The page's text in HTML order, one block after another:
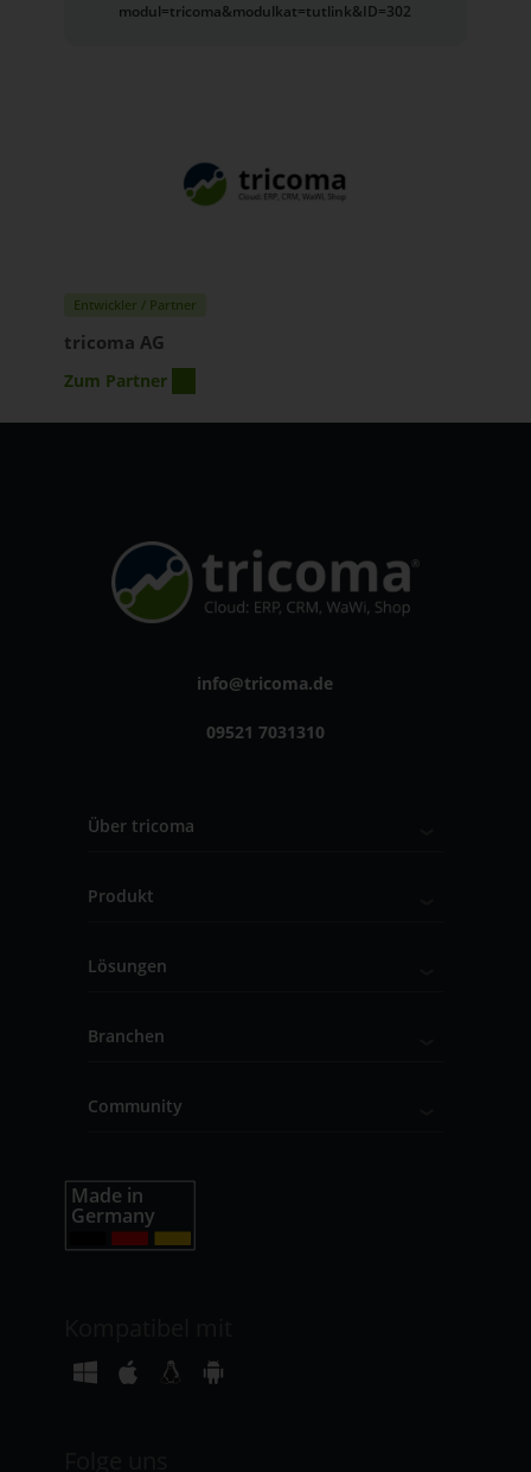
modul=tricoma&modulkat=tutlink&ID=302
Entwickler / Partner
tricoma AG
Zum Partner
info@tricoma.de
09521 7031310
Über tricoma
Produkt
Lösungen
Branchen
Community